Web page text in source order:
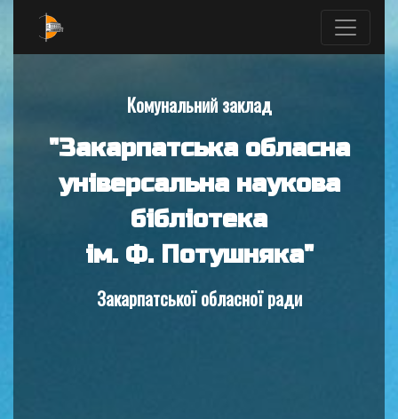
Комунальний заклад
"Закарпатська обласна
універсальна наукова
бібліотека
ім. Ф. Потушняка"
Закарпатської обласної ради